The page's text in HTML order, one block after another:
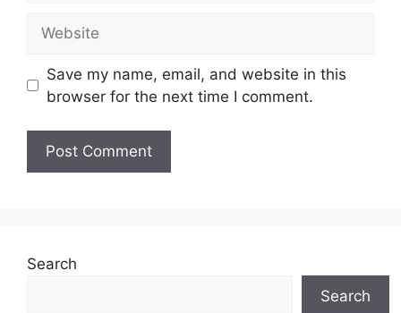
Save my name, email, and website in this
browser for the next time I comment.
Search
Search